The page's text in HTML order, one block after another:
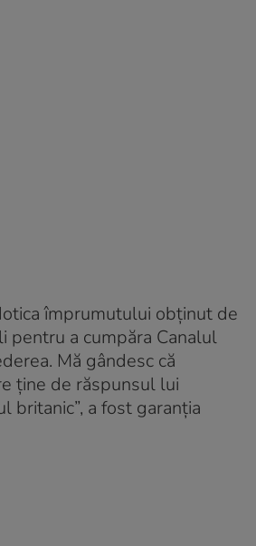
împrumutului obținut de
pentru a cumpăra Canalul
Mă gândesc că
ține de răspunsul lui
britanic”, a fost garanția